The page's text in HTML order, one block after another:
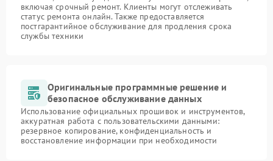
включая срочный ремонт. Клиенты могут отслеживать
статус ремонта онлайн. Также предоставляется
постгарантийное обслуживание для продления срока
службы техники
Оригинальные программные решение и
безопасное обслуживание данных
Использование официальных прошивок и инструментов,
аккуратная работа с пользовательскими данными:
резервное копирование, конфиденциальность и
восстановление информации при необходимости